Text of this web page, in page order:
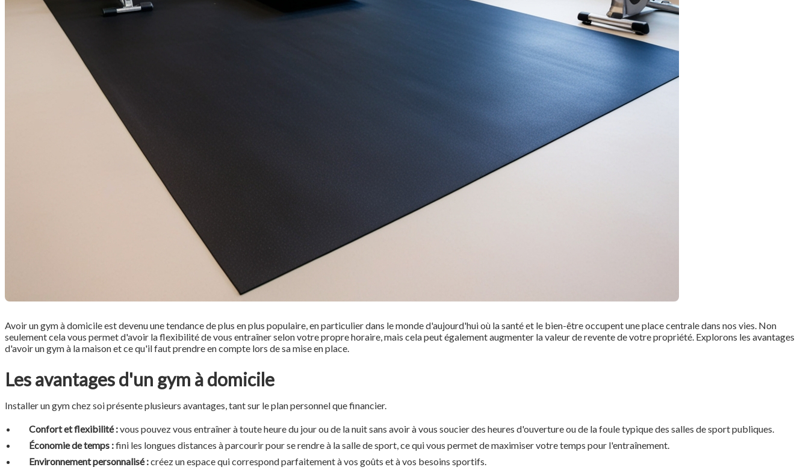
Avoir un gym à domicile est devenu une tendance de plus en plus populaire, en particulier dans le monde d'aujourd'hui où la santé et le bien-être occupent une place centrale dans nos vies. Non
seulement cela vous permet d'avoir la flexibilité de vous entraîner selon votre propre horaire, mais cela peut également augmenter la valeur de revente de votre propriété. Explorons les avantages
d'avoir un gym à la maison et ce qu'il faut prendre en compte lors de sa mise en place.
Les avantages d'un gym à domicile
Installer un gym chez soi présente plusieurs avantages, tant sur le plan personnel que financier.
Confort et flexibilité :vous pouvez vous entraîner à toute heure du jour ou de la nuit sans avoir à vous soucier des heures d'ouverture ou de la foule typique des salles de sport publiques.
Économie de temps :fini les longues distances à parcourir pour se rendre à la salle de sport, ce qui vous permet de maximiser votre temps pour l'entraînement.
Environnement personnalisé :créez un espace qui correspond parfaitement à vos goûts et à vos besoins sportifs.